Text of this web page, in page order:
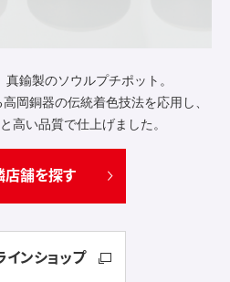
鍮製のソウルプチポット。
岡銅器の伝統着色技法を応用し、
高い品質で仕上げました。
店舗を探す
インショップ